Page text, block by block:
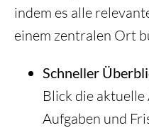
indem es alle
einem zentralen Ort
Schneller
Blick die
Aufgaben und